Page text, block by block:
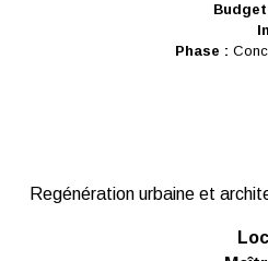
Phase :
Regénération urbaine et